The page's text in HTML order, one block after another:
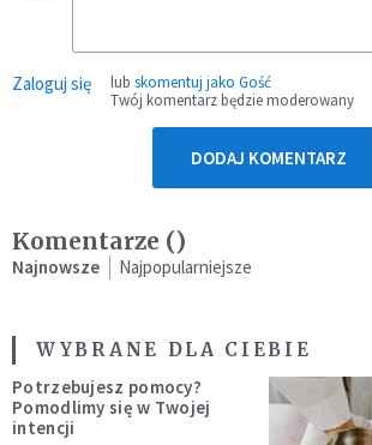
Zaloguj się lub skomentuj jako Gość
Twój komentarz będzie moderowany
DODAJ KOMENTARZ
Komentarze ()
Najnowsze Najpopularniejsze
WYBRANE DLA CIEBIE
Potrzebujesz pomocy?
Pomodlimy się w Twojej
intencji